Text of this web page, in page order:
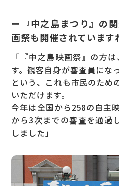
ー『中之島まつり』の
画祭も開催されています
「『中之島映画祭』の方
す。観客自身が審査員にな
という、これも市民のため
いただけます。
今年は全国から258の自主
から3次までの審査を通過
しました」